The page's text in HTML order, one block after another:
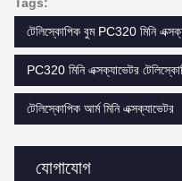
যোগাযোগ
টেলিস্কোপিক বুম PC320 মিনি
PC320 মিনি এক্সক্যাভেটর
টেলিস্কোপিক আর্ম মিনি এক্সক্যাভেটর